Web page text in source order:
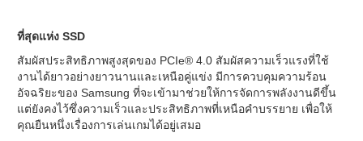
ที่สุดแห่ง SSD
สัมผัสประสิทธิภาพสูงสุดของ PCIe® 4.0 สัมผัสความเร็วแรงที่ใช้
งานได้ยาวอย่างยาวนานและเหนือคู่แข่ง มีการควบคุมความร้อน
อัจฉริยะของ Samsung ที่จะเข้ามาช่วยให้การจัดการพลังงานดีขึ้น
แต่ยังคงไว้ซึ่งความเร็วและประสิทธิภาพที่เหนือคำบรรยาย เพื่อให้
คุณยืนหนึ่งเรื่องการเล่นเกมได้อยู่เสมอ